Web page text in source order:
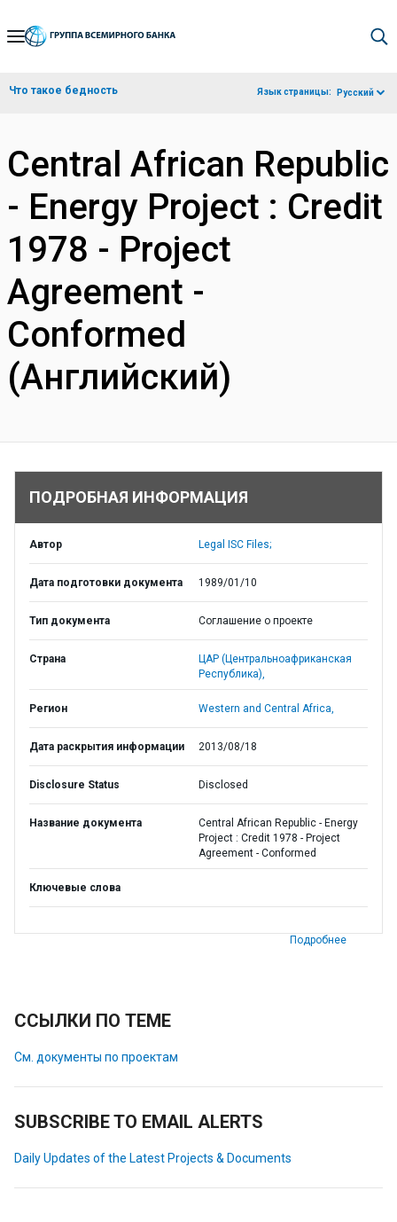
Skip
Navigation
Что такое бедность Язык страницы: Русский
Central African Republic
- Energy Project : Credit
1978 - Project
Agreement -
Conformed
(Английский)
ПОДРОБНАЯ ИНФОРМАЦИЯ
Автор Legal ISC Files;
Дата подготовки документа 1989/01/10
Тип документа Соглашение о проекте
Страна
ЦАР (Центральноафриканская
Республика),
Регион Western and Central Africa,
Дата раскрытия информации 2013/08/18
Disclosure Status Disclosed
Название документа
Central African Republic - Energy
Project : Credit 1978 - Project
Agreement - Conformed
Ключевые слова
Подробнее
ССЫЛКИ ПО ТЕМЕ
См. документы по проектам
SUBSCRIBE TO EMAIL ALERTS
Daily Updates of the Latest Projects & Documents